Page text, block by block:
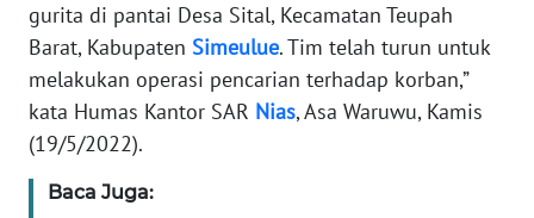
gurita di pantai Desa Sital, Kecamatan Teupah
Barat, Kabupaten Simeulue. Tim telah turun untuk
melakukan operasi pencarian terhadap korban,”
kata Humas Kantor SAR Nias, Asa Waruwu, Kamis
(19/5/2022).
Baca Juga:
KARIR
DISCLAIMER
Wahana
Regional